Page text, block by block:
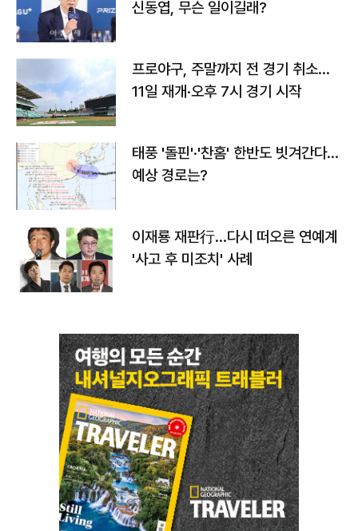
신동엽, 무슨 일이길래?
프로야구, 주말까지 전 경기 취소…
11일 재개·오후 7시 경기 시작
태풍 '돌핀'·'찬홈' 한반도 빗겨간다…
예상 경로는?
이재룡 재판行…다시 떠오른 연예계
'사고 후 미조치' 사례